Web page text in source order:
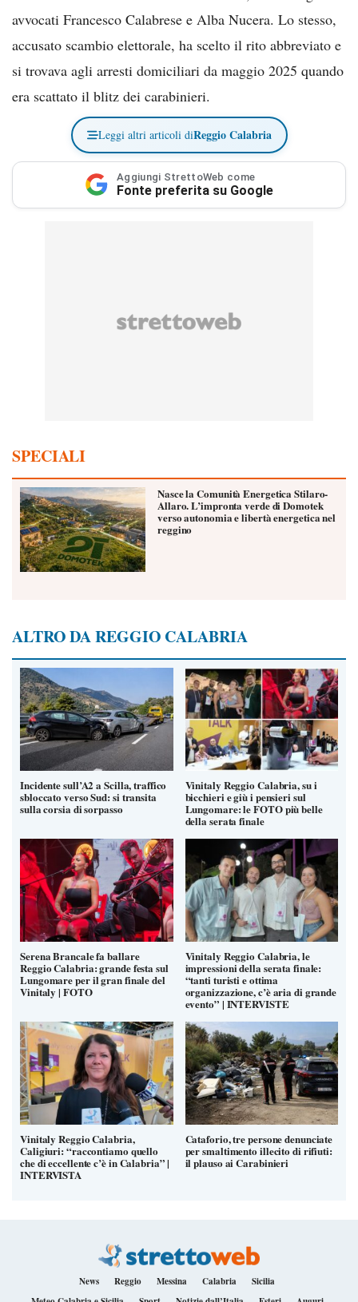
avvocati Francesco Calabrese e Alba Nucera. Lo stesso,
accusato scambio elettorale, ha scelto il rito abbreviato e
si trovava agli arresti domiciliari da maggio 2025 quando
era scattato il blitz dei carabinieri.
Leggi altri articoli diReggio Calabria
Aggiungi StrettoWeb come
Fonte preferita su Google
SPECIALI
Nasce la Comunità Energetica Stilaro-
Allaro. L’impronta verde di Domotek
verso autonomia e libertà energetica nel
reggino
ALTRO DA REGGIO CALABRIA
Incidente sull’A2 a Scilla, traffico
sbloccato verso Sud: si transita
sulla corsia di sorpasso
Vinitaly Reggio Calabria, su i
bicchieri e giù i pensieri sul
Lungomare: le FOTO più belle
della serata finale
Serena Brancale fa ballare
Reggio Calabria: grande festa sul
Lungomare per il gran finale del
Vinitaly | FOTO
Vinitaly Reggio Calabria, le
impressioni della serata finale:
“tanti turisti e ottima
organizzazione, c’è aria di grande
evento” | INTERVISTE
Vinitaly Reggio Calabria,
Caligiuri: “raccontiamo quello
che di eccellente c’è in Calabria” |
INTERVISTA
Cataforio, tre persone denunciate
per smaltimento illecito di rifiuti:
il plauso ai Carabinieri
News Reggio Messina Calabria
Sicilia